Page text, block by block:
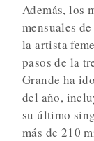
Además, los
mensuales
la artista
pasos de la
Grande ha
del año,
su último
más de 210